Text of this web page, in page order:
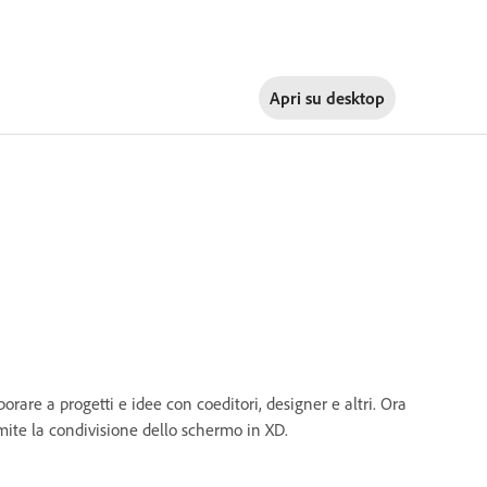
Apri su desktop
a progetti e idee con coeditori, designer e altri. Ora
la condivisione dello schermo in XD.